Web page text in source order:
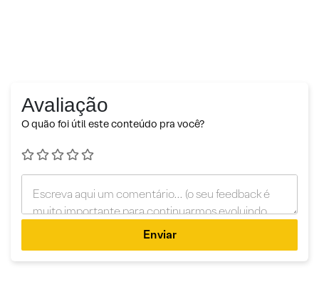
Avaliação
O quão foi útil este conteúdo pra você?
Enviar